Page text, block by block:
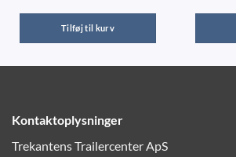
Tilføj til kurv
Kontaktoplysninger
Trekantens Trailercenter ApS